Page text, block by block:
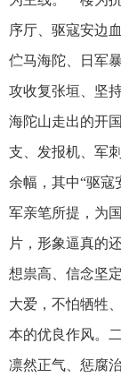
序厅、驱寇安边
伫马海陀、日军
攻收复张垣、坚
海陀山走出的开
支、发报机、军
余幅，其中“驱寇
军亲笔所提，为
片，形象逼真的
想祟高、信念坚
大爱，不怕牺牲
本的优良作风。
凛然正气、惩腐